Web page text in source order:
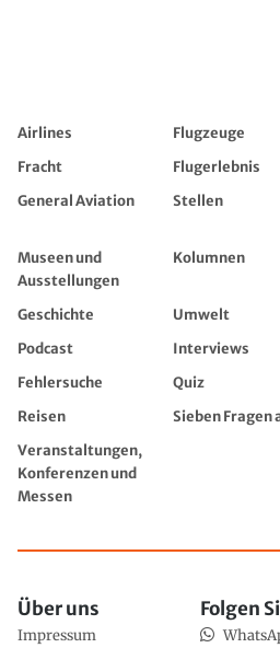
Airlines Flugzeuge
Fracht
Flugerlebnis
General Aviation
Stellen
Museen und
Ausstellungen
Kolumnen
Geschichte Umwelt
Podcast
Interviews
Fehlersuche
Quiz
Reisen
Sieben Fragen
Veranstaltungen,
Konferenzen und
Messen
Über uns
Impressum
Folgen